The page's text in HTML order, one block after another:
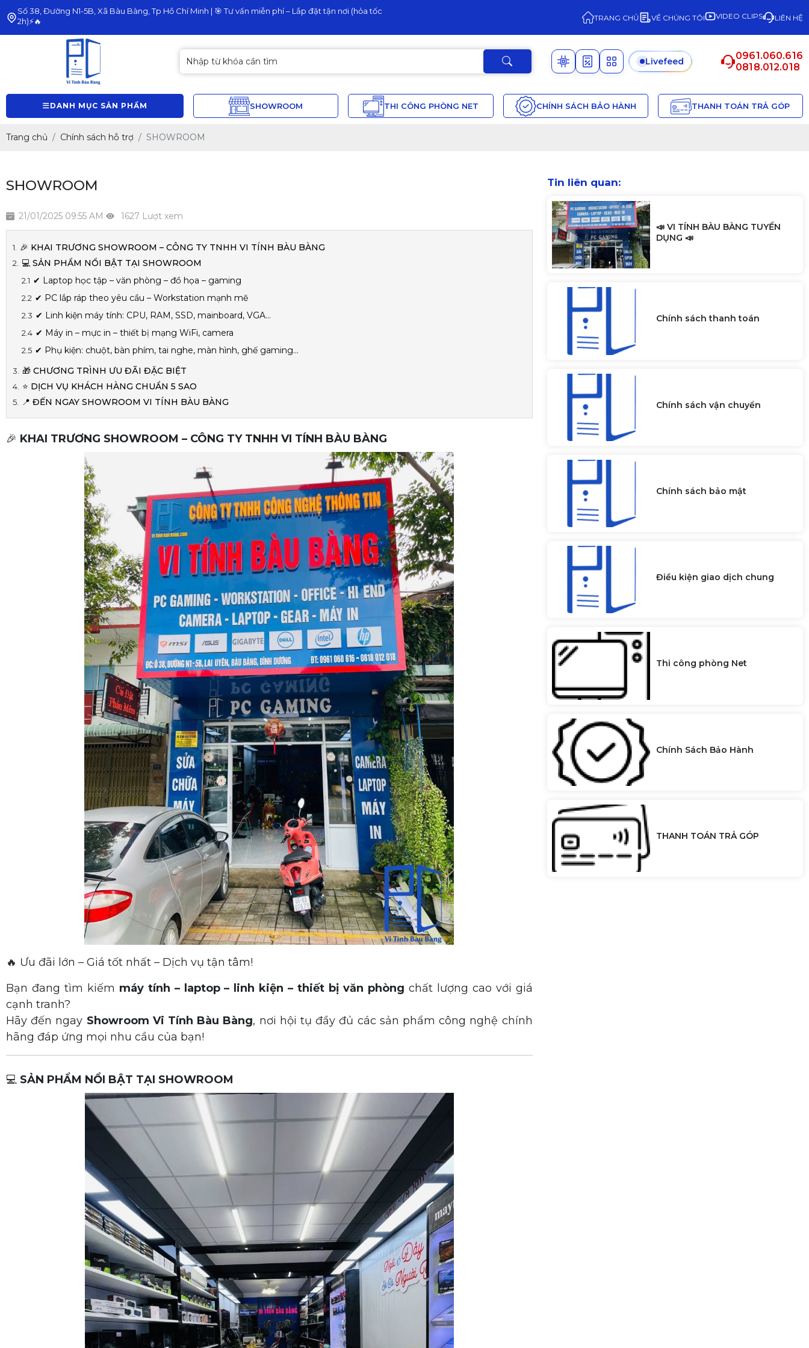
Số 38, Đường N1-5B, Xã Bàu Bàng, Tp Hồ Chí Minh | 🎯 Tư vấn miễn phí – Lắp đặt tận nơi (hỏa tốc
2h)⚡🔥
TRANG CHỦ VỀ CHÚNG TÔI VIDEO CLIPS LIÊN HỆ
Livefeed
0961.060.616
0818.012.018
DANH MỤC SẢN PHẨM SHOWROOM THI CÔNG PHÒNG NET CHÍNH SÁCH BẢO HÀNH THANH TOÁN TRẢ GÓP
Trang chủ Chính sách hỗ trợ SHOWROOM
SHOWROOM
21/01/2025 09:55 AM 1627 Lượt xem
🎉 KHAI TRƯƠNG SHOWROOM – CÔNG TY TNHH VI TÍNH BÀU BÀNG
💻 SẢN PHẨM NỔI BẬT TẠI SHOWROOM
✔ Laptop học tập – văn phòng – đồ họa – gaming
✔ PC lắp ráp theo yêu cầu – Workstation mạnh mẽ
✔ Linh kiện máy tính: CPU, RAM, SSD, mainboard, VGA…
✔ Máy in – mực in – thiết bị mạng WiFi, camera
✔ Phụ kiện: chuột, bàn phím, tai nghe, màn hình, ghế gaming…
🎁 CHƯƠNG TRÌNH ƯU ĐÃI ĐẶC BIỆT
⭐ DỊCH VỤ KHÁCH HÀNG CHUẨN 5 SAO
📍 ĐẾN NGAY SHOWROOM VI TÍNH BÀU BÀNG
🎉 KHAI TRƯƠNG SHOWROOM – CÔNG TY TNHH VI TÍNH BÀU BÀNG
🔥 Ưu đãi lớn – Giá tốt nhất – Dịch vụ tận tâm!
Bạn đang tìm kiếm máy tính – laptop – linh kiện – thiết bị văn phòng chất lượng cao với giá
cạnh tranh?
Hãy đến ngay Showroom Vi Tính Bàu Bàng, nơi hội tụ đầy đủ các sản phẩm công nghệ chính
hãng đáp ứng mọi nhu cầu của bạn!
💻 SẢN PHẨM NỔI BẬT TẠI SHOWROOM
Tin liên quan:
📣 VI TÍNH BÀU BÀNG TUYỂN
DỤNG 📣
Chính sách thanh toán
Chính sách vận chuyển
Chính sách bảo mật
Điều kiện giao dịch chung
Thi công phòng Net
Chính Sách Bảo Hành
THANH TOÁN TRẢ GÓP